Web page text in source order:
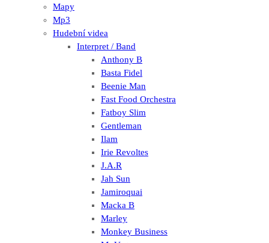
Mapy
Mp3
Hudební videa
Interpret / Band
Anthony B
Basta Fidel
Beenie Man
Fast Food Orchestra
Fatboy Slim
Gentleman
Ilam
Irie Revoltes
J.A.R
Jah Sun
Jamiroquai
Macka B
Marley
Monkey Business